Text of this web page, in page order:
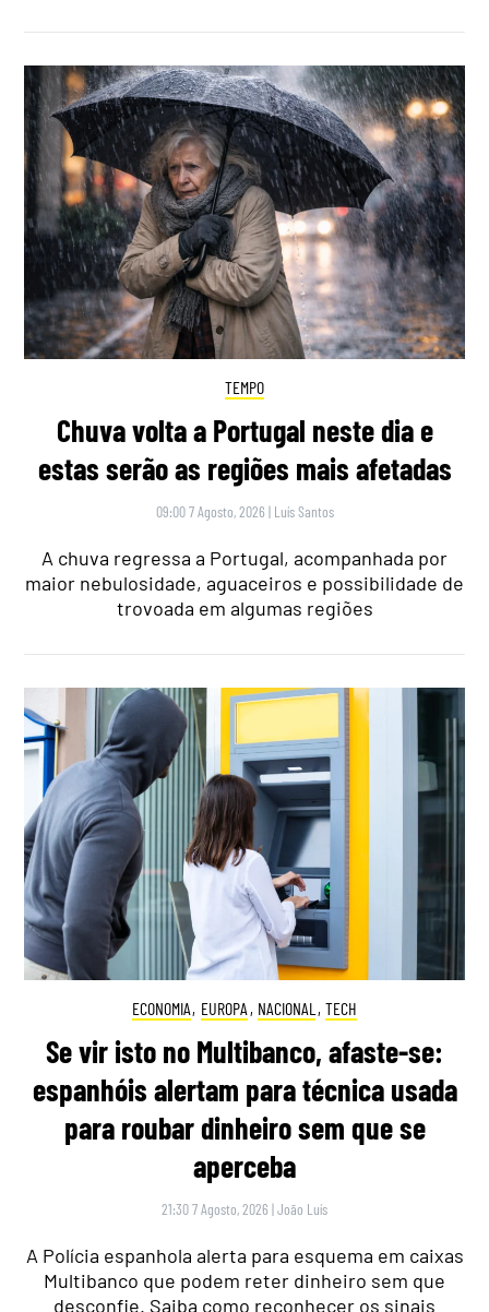
TEMPO
Chuva volta a Portugal neste dia e
estas serão as regiões mais afetadas
09:00 7 Agosto, 2026 | Luís Santos
A chuva regressa a Portugal, acompanhada por
maior nebulosidade, aguaceiros e possibilidade de
trovoada em algumas regiões
ECONOMIA, EUROPA , NACIONAL , TECH
Se vir isto no Multibanco, afaste-se:
espanhóis alertam para técnica usada
para roubar dinheiro sem que se
aperceba
21:30 7 Agosto, 2026 |João Luís
A Polícia espanhola alerta para esquema em caixas
Multibanco que podem reter dinheiro sem que
desconfie. Saiba como reconhecer os sinais